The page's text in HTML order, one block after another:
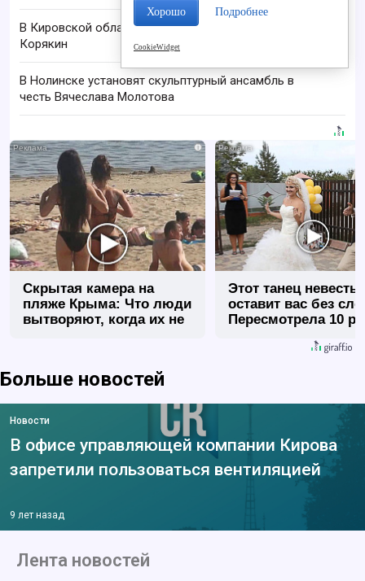
В Кировской области пропал 68-летний Анатолий
Корякин
В Нолинске установят скульптурный ансамбль в
честь Вячеслава Молотова
i
Скрытая камера на
пляже Крыма: Что люди
вытворяют, когда их не
Этот танец невесты
оставит вас без
Пересмотрела 10
Больше новостей
Новости
В офисе управляющей компании Кирова
запретили пользоваться вентиляцией
9 лет назад
Лента новостей
Хорошо Подробнее
CookieWidget